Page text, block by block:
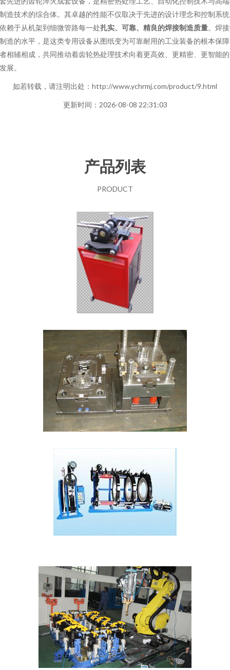
造技术的综合体。其卓越的性能不仅取决于先进的设计理念和控制系
赖于从机架到细微管路每一处扎实、可靠、精良的焊接制造质量。焊
造的水平，是这类专用设备从图纸变为可靠耐用的工业装备的根本保
相辅相成，共同推动着齿轮热处理技术向着更高效、更精密、更智能
展。
如若转载，请注明出处：http://www.ychrmj.com/product/9.html
更新时间：2026-08-08 22:31:03
产品列表
PRODUCT